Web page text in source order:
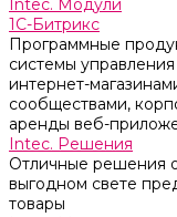
Intec. Модули
1С-Битрикс
Программные
системы
интернет-
сообществами,
аренды веб-
Intec. Решения
Отличные решения
выгодном свете
товары